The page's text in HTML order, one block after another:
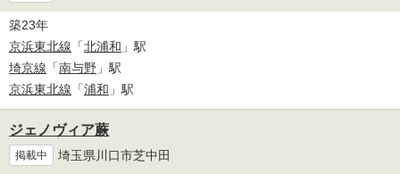
築23年
京浜東北線 「北浦和 」駅
埼京線 「南与野 」駅
京浜東北線 「浦和 」駅
ジェノヴィア蕨
掲載中 埼玉県川口市芝中田